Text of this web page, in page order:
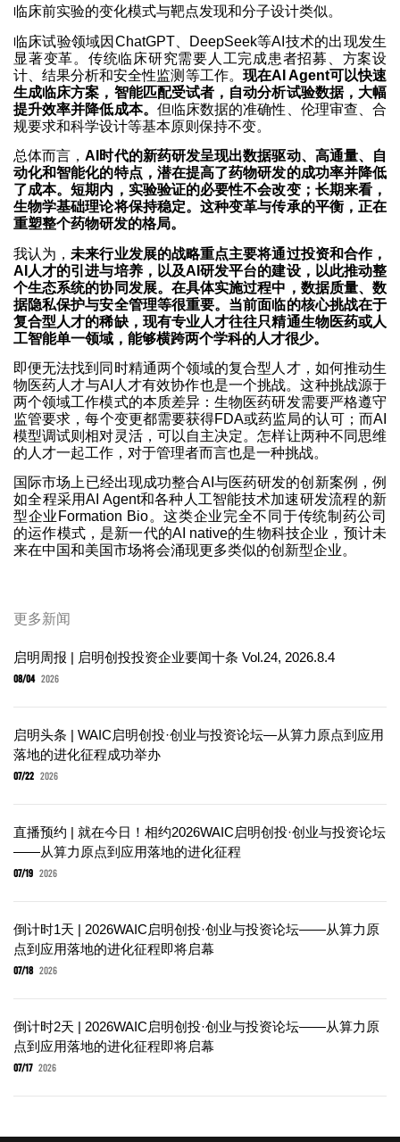
临床前实验的变化模式与靶点发现和分子设计类似。
临床试验领域因ChatGPT、DeepSeek等AI技术的出现发生
显著变革。传统临床研究需要人工完成患者招募、方案设
计、结果分析和安全性监测等工作。 现在AI Agent可以快速
生成临床方案，智能匹配受试者，自动分析试验数据，大幅
提升效率并降低成本。 但临床数据的准确性、伦理审查、合
规要求和科学设计等基本原则保持不变。
总体而言，AI时代的新药研发呈现出数据驱动、高通量、自
动化和智能化的特点，潜在提高了药物研发的成功率并降低
了成本。短期内，实验验证的必要性不会改变；长期来看，
生物学基础理论将保持稳定。这种变革与传承的平衡，正在
重塑整个药物研发的格局。
我认为，未来行业发展的战略重点主要将通过投资和合作，
AI人才的引进与培养，以及AI研发平台的建设，以此推动整
个生态系统的协同发展。在具体实施过程中，数据质量、数
据隐私保护与安全管理等很重要。当前面临的核心挑战在于
复合型人才的稀缺，现有专业人才往往只精通生物医药或人
工智能单一领域，能够横跨两个学科的人才很少。
即便无法找到同时精通两个领域的复合型人才，如何推动生
物医药人才与AI人才有效协作也是一个挑战。这种挑战源于
两个领域工作模式的本质差异：生物医药研发需要严格遵守
监管要求，每个变更都需要获得FDA或药监局的认可；而AI
模型调试则相对灵活，可以自主决定。怎样让两种不同思维
的人才一起工作，对于管理者而言也是一种挑战。
国际市场上已经出现成功整合AI与医药研发的创新案例，例
如全程采用AI Agent和各种人工智能技术加速研发流程的新
型企业Formation Bio。这类企业完全不同于传统制药公司
的运作模式，是新一代的AI native的生物科技企业，预计未
来在中国和美国市场将会涌现更多类似的创新型企业。
更多新闻
启明周报 | 启明创投投资企业要闻十条 Vol.24, 2026.8.4
08/04 2026
启明头条 | WAIC启明创投·创业与投资论坛—从算力原点到应用
落地的进化征程成功举办
07/22 2026
直播预约 | 就在今日！相约2026WAIC启明创投·创业与投资论坛
——从算力原点到应用落地的进化征程
07/19 2026
倒计时1天 | 2026WAIC启明创投·创业与投资论坛——从算力原
点到应用落地的进化征程即将启幕
07/18 2026
倒计时2天 | 2026WAIC启明创投·创业与投资论坛——从算力原
点到应用落地的进化征程即将启幕
07/17 2026